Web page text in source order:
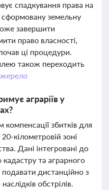
спадкування права на
сформовану земельну
завершити
право власності,
ці процедури.
також переходить
аграріїв у
збитків для
кілометровій зоні
Дані інтегровані до
та аграрного
дистанційно з
обстрілів.